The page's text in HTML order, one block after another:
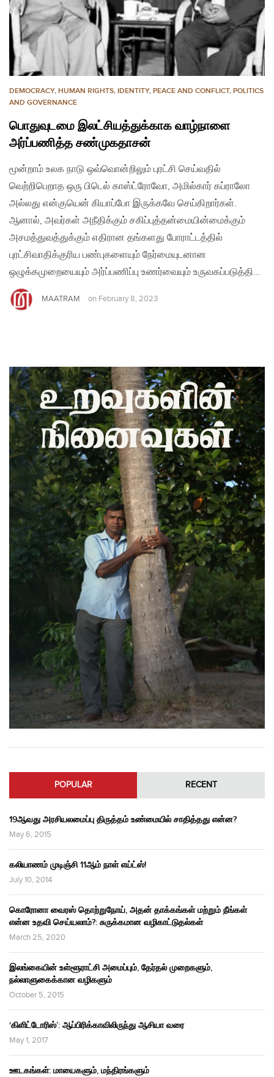
DEMOCRACY, HUMAN RIGHTS, IDENTITY, PEACE AND CONFLICT, POLITICS
AND GOVERNANCE
பொதுவுடமை இலட்சியத்துக்காக வாழ்நாளை
அர்ப்பணித்த சண்முகதாசன்
மூன்றாம் உலக நாடு ஒவ்வொன்றிலும் புரட்சி செய்வதில்
வெற்றிபெறாத ஒரு பிடெல் காஸ்ட்ரோவோ, அமில்கார் கப்ராலோ
அல்லது என்குயென் கியாப்போ இருக்கவே செய்கிறார்கள்.
ஆனால், அவர்கள் அநீதிக்கும் சகிப்புத்தன்மையின்மைக்கும்
அசமத்துவத்துக்கும் எதிரான தங்களது போராட்டத்தில்
புரட்சிவாதிக்குரிய பண்புகளையும் நேர்மையுடனான
ஒழுக்கமுறையையும் அர்ப்பணிப்பு உணர்வையும் உருவகப்படுத்தி…
MAATRAM on February 8, 2023
POPULAR RECENT
19ஆவது அரசியலமைப்பு திருத்தம் உண்மையில் சாதித்தது என்ன?
May 6, 2015
கலியாணம் முடிஞ்சி 11ஆம் நாள் எய்ட்ஸ்!
July 10, 2014
கொரோனா வைரஸ் தொற்றுநோய், அதன் தாக்கங்கள் மற்றும் நீங்கள்
என்ன உதவி செய்யலாம்?: சுருக்கமான வழிகாட்டுதல்கள்
March 25, 2020
இலங்கையின் உள்ளூராட்சி அமைப்பும், தேர்தல் முறைகளும்,
நல்லாளுகைக்கான வழிகளும்
October 5, 2015
‘கிளிட்டோரிஸ்’: ஆப்பிரிக்காவிலிருந்து ஆசியா வரை
May 1, 2017
ஊடகங்கள்: மாயைகளும், மந்திரங்களும்